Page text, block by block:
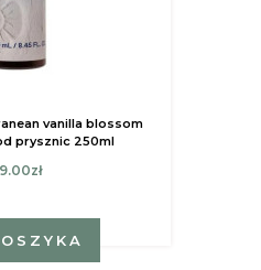
vanilla blossom
prysznic 250ml